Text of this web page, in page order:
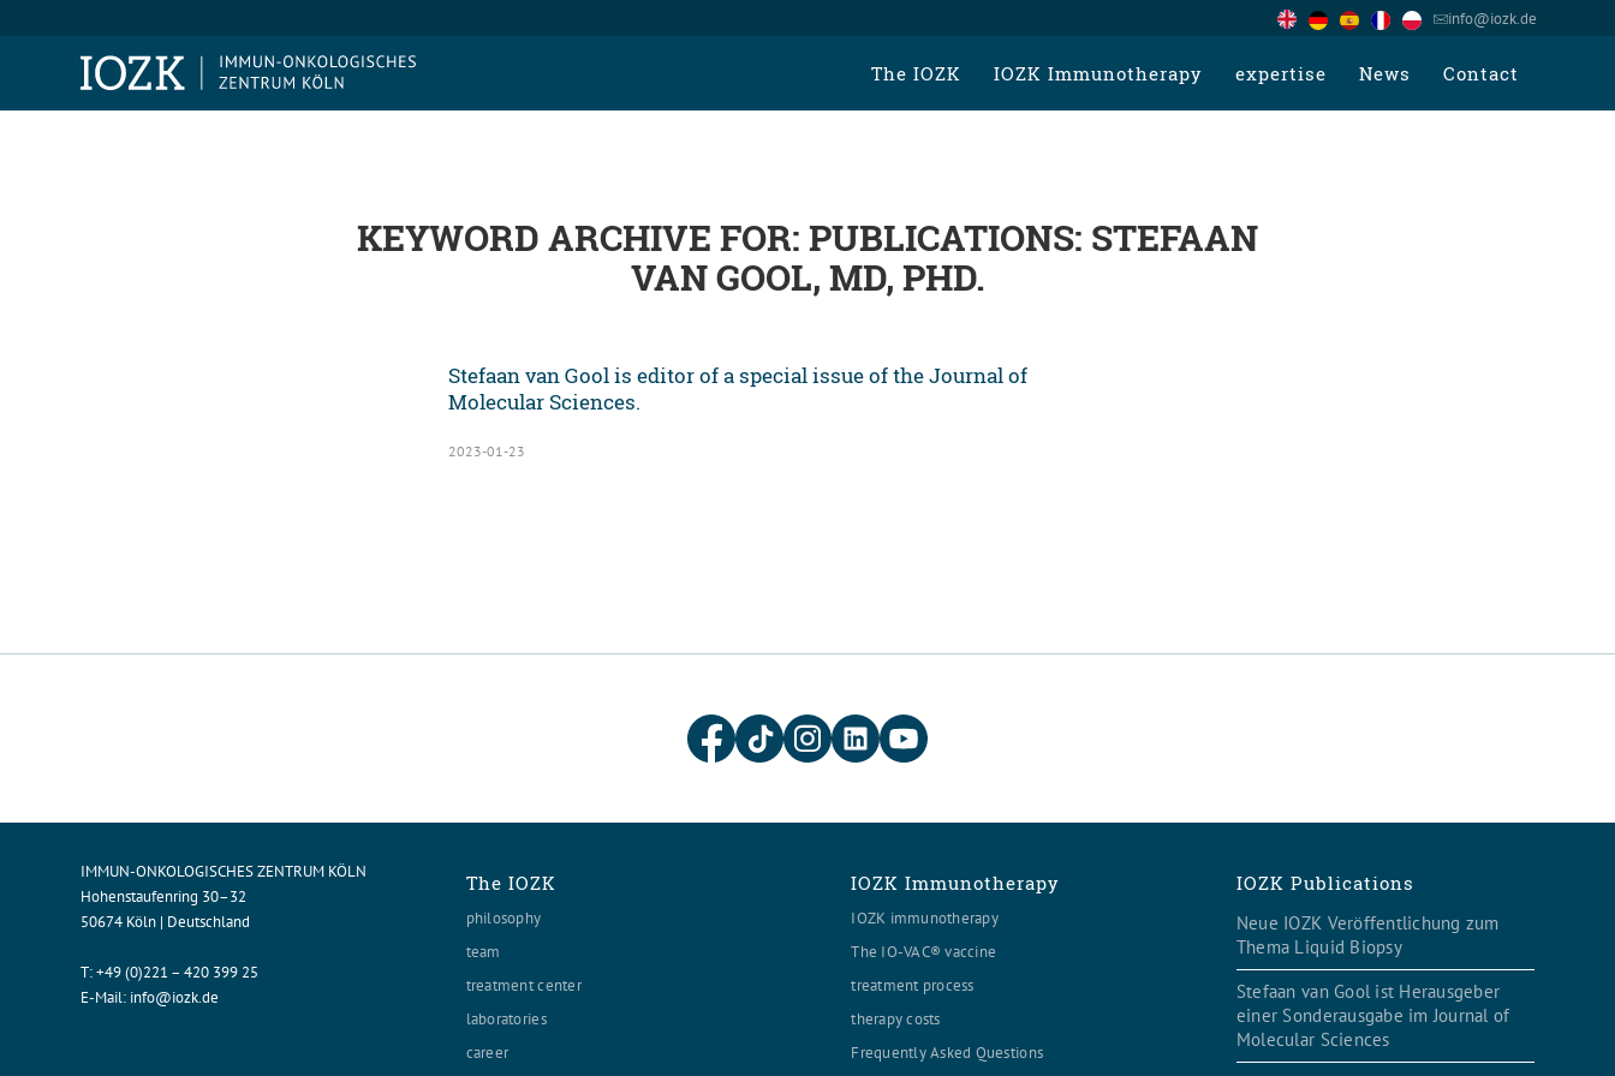
info@iozk.de
The IOZK IOZK Immunotherapy expertise News Contact
KEYWORD ARCHIVE FOR: PUBLICATIONS: STEFAAN
VAN GOOL, MD, PHD.
Stefaan van Gool is editor of a special issue of the Journal of
Molecular Sciences.
2023-01-23
IMMUN-ONKOLOGISCHES ZENTRUM KÖLN
Hohenstaufenring 30–32
50674 Köln | Deutschland
T:+49 (0)221 – 420 399 25
E-Mail: info@iozk.de
The IOZK
philosophy
team
treatment center
laboratories
career
IOZK Immunotherapy
IOZK immunotherapy
The IO-VAC® vaccine
treatment process
therapy costs
Frequently Asked Questions
IOZK Publications
Neue IOZK Veröffentlichung zum
Thema Liquid Biopsy
Stefaan van Gool ist Herausgeber
einer Sonderausgabe im Journal of
Molecular Sciences